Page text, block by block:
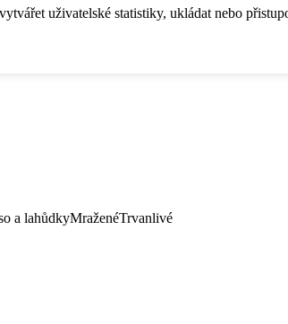
uživatelské statistiky, ukládat nebo
a lahůdkyMraženéTrvanlivé